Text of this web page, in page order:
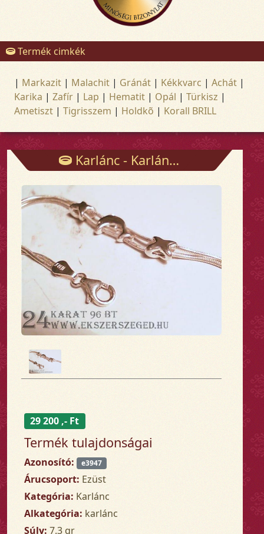
Termék cimkék
| Markazit | Malachit | Gránát | Kékkvarc | Achát |
Karika | Zafír | Lap | Hematit | Opál | Türkisz |
Ametiszt | Tigrisszem | Holdkõ | Korall BRILL
Karlánc - Karlánc - Arany és ezüst ékszerek
29 200 ,- Ft
Termék tulajdonságai
Azonosító: e3947
Árucsoport: Ezüst
Kategória: Karlánc
Alkategória: karlánc
Súly: 7.3 gr